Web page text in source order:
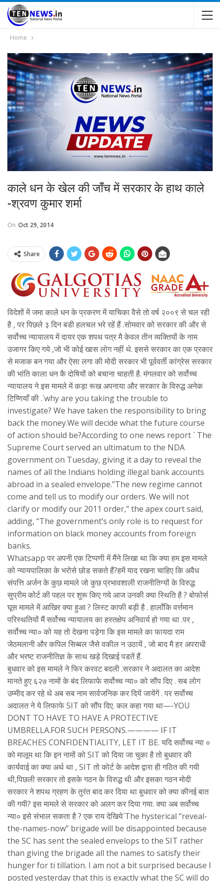
Home
काले धन के खेल की जाँच में सरकार के हाथ काले
-श्रवण कुमार शर्मा
On Oct 29, 2014
Share
विदेशों में जमा काले धन के प्रकरण में याचिका वैसे तो वर्ष २००९ से चल रही
है , पर पिछले ३ दिन बडी हलचल भरे रहें हैं .सोमवार को सरकार की और से
सर्वोच्च न्यायालय में दायर एक शपथ पत्र मै केवल तीन व्यक्तियों के नाम
उजागर किए गये ,जो भी कोई खास लोग नहीं थे. इससे सरकार का एक प्रकार
से मजाक बन गया और ऐसा लगा की मोदी सरकार भी पूर्ववर्ती कांग्रेस सरकार
की भांति काला धन कै दोषियों को बचाना चाहती है. मंगलवार को सर्वोच्च
न्यायालय ने इस मामले में कड़ा रूख अपनाया और सरकार के विरुद्ध अनेक
टिप्णियाँ की .`why are you taking the trouble to
investigate? We have taken the responsibility to bring
back the money.We will decide what the future course
of action should be?According to one news report ` The
Supreme Court served an ultimatum to the NDA
government on Tuesday, giving it a day to reveal the
names of all the Indians holding illegal bank accounts
abroad in a sealed envelope.”The new regime cannot
come and tell us to modify our orders. We will not
clarify or modify our 2011 order,” the apex court said,
adding, “The government’s only role is to request for
information on black money accounts from foreign
banks.
Whatsapp पर अपनी एक टिप्पणी में मैंने लिखा था कि क्या हम इस मामले
को न्यायपालिका के भरोसे छोड सकते हैं?हमें याद रखना चाहिए कि अवैध
संपत्ति अर्जन के कुछ मामले जो कुछ प्रभावशाली राजनीतिग्यों के विरुद्ध
सुप्रीम कोर्ट की पहल पर शुरू किए गये आज उनकी क्या स्थिति है ? बोफोर्स
घूस मामले में आखिर क्या हुआ ? लिस्ट काफी बड़ी है . हालाँकि वर्त्तमान
परिस्थतियों मैं सर्वोच्च न्यायालय का हस्तक्षेप अनिवार्य हो गया था .पर ,
सर्वोच्च न्या० को यह तो देखना पड़ेगा कि इस मामले का फायदा राम
जेठमलानी और कपिल सिब्बल जैसे वकील न उठायें , जो बाद मै हर अपराधी
और भरष्ट राजनीतिज्ञ के साथ खड़े दिखाई पडतें हैं.
बुधवार को इस मामले ने फिर करवट बदली .सरकार ने अदालत का आदेश
मानते हुए ६२७ नामों के बंद लिफाफे सर्वोच्च न्या० को सौंप दिए . सब लोग
उम्मीद कर रहे थे अब सब नाम सार्वजनिक कर दियें जायेंगें . पर सर्वोच्च
अदालत ने ये लिफाफे SIT को सौंप दिए. कल कहा गया था—-YOU
DONT TO HAVE TO HAVE A PROTECTIVE
UMBRELLA.FOR SUCH PERSONS.———— IF IT
BREACHES CONFIDENTIALITY, LET IT BE. यदि सर्वोच्च न्या ०
को मालूम था कि इन नामों को SIT को दिया जा चुका है तो बुधवार की
कार्यवाई का क्या अर्थ था , SIT तो कोर्ट के आदेश द्वारा ही गठित की गयी
थी,पिछली सरकार तो इसके गठन के विरुद्ध थी और इसका गठन मोदी
सरकार ने शपथ ग्रहण के तुरंत बाद कर दिया था बुधवार को क्या कीनई बात
की गयी? इस मामले से सरकार को अलग कर दिया गया. क्या अब सर्वोच्च
न्या० इसे संभाल सकता है ? एक राय देखिये`The hysterical “reveal-
the-names-now” brigade will be disappointed because
the SC has sent the sealed envelops to the SIT rather
than giving the brigade all the names to satisfy their
hunger for ti tillation. I am not a bit surprised because I
posted yesterday that this is exactly what the SC will do